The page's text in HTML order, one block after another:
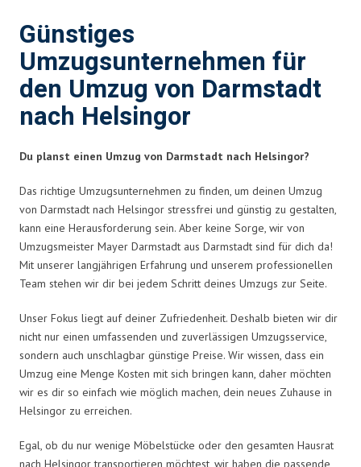
Günstiges
Umzugsunternehmen für
den Umzug von Darmstadt
nach Helsingor
Du planst einen Umzug von Darmstadt nach Helsingor?
Das richtige Umzugsunternehmen zu finden, um deinen Umzug
von Darmstadt nach Helsingor stressfrei und günstig zu gestalten,
kann eine Herausforderung sein. Aber keine Sorge, wir von
Umzugsmeister Mayer Darmstadt aus Darmstadt sind für dich da!
Mit unserer langjährigen Erfahrung und unserem professionellen
Team stehen wir dir bei jedem Schritt deines Umzugs zur Seite.
Unser Fokus liegt auf deiner Zufriedenheit. Deshalb bieten wir dir
nicht nur einen umfassenden und zuverlässigen Umzugsservice,
sondern auch unschlagbar günstige Preise. Wir wissen, dass ein
Umzug eine Menge Kosten mit sich bringen kann, daher möchten
wir es dir so einfach wie möglich machen, dein neues Zuhause in
Helsingor zu erreichen.
Egal, ob du nur wenige Möbelstücke oder den gesamten Hausrat
nach Helsingor transportieren möchtest, wir haben die passende